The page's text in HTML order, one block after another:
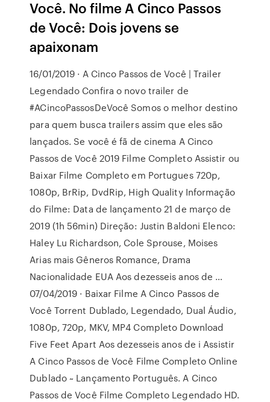
Você. No filme A Cinco Passos
de Você: Dois jovens se
apaixonam
16/01/2019 · A Cinco Passos de Você | Trailer
Legendado Confira o novo trailer de
#ACincoPassosDeVocê Somos o melhor destino
para quem busca trailers assim que eles são
lançados. Se você é fã de cinema A Cinco
Passos de Você 2019 Filme Completo Assistir ou
Baixar Filme Completo em Portugues 720p,
1080p, BrRip, DvdRip, High Quality Informação
do Filme: Data de lançamento 21 de março de
2019 (1h 56min) Direção: Justin Baldoni Elenco:
Haley Lu Richardson, Cole Sprouse, Moises
Arias mais Gêneros Romance, Drama
Nacionalidade EUA Aos dezesseis anos de …
07/04/2019 · Baixar Filme A Cinco Passos de
Você Torrent Dublado, Legendado, Dual Áudio,
1080p, 720p, MKV, MP4 Completo Download
Five Feet Apart Aos dezesseis anos de i Assistir
A Cinco Passos de Você Filme Completo Online
Dublado ~ Lançamento Português. A Cinco
Passos de Você Filme Completo Legendado HD.